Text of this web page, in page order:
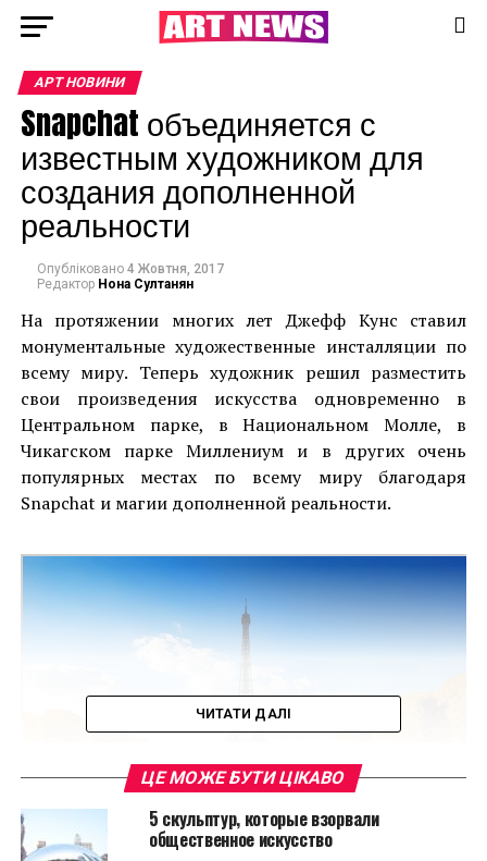
АРТ НОВИНИ
Snapchat объединяется с
известным художником для
создания дополненной
реальности
Опубліковано 4 Жовтня, 2017
Редактор Нона Султанян
На протяжении многих лет Джефф Кунс ставил
монументальные художественные инсталляции по
всему миру. Теперь художник решил разместить
свои произведения искусства одновременно в
Центральном парке, в Национальном Молле, в
Чикагском парке Миллениум и в других очень
популярных местах по всему миру благодаря
Snapchat и магии дополненной реальности.
ЧИТАТИ ДАЛІ
ЦЕ МОЖЕ БУТИ ЦІКАВО
5 скульптур, которые взорвали
общественное искусство